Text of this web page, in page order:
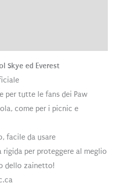
Skye ed Everest
per tutte le fans dei Paw
come per i picnic e
facile da usare
per proteggere al meglio
dello zainetto!